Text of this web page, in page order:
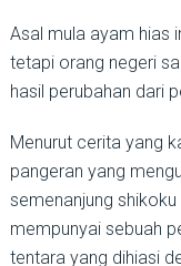
Asal mula ayam hias
tetapi orang negeri
hasil perubahan dari
Menurut cerita yang
pangeran yang
semenanjung
mempunyai sebuah
tentara yang dihiasi